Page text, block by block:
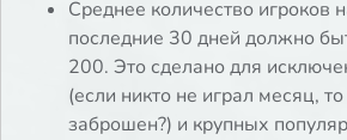
Среднее количество игроков
последние 30 дней должно
200. Это сделано для
(если никто не играл месяц,
заброшен?) и крупных